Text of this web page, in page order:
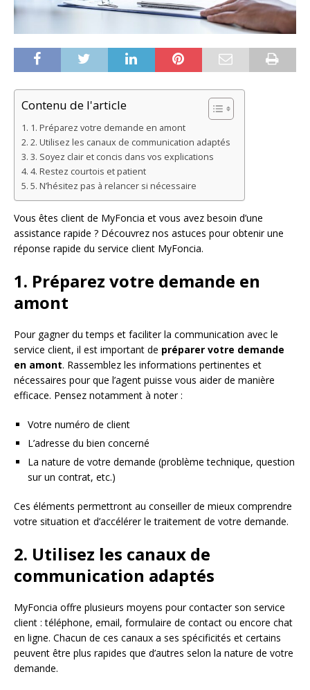
Contenu de l'article
1. Préparez votre demande en amont
2. Utilisez les canaux de communication adaptés
3. Soyez clair et concis dans vos explications
4. Restez courtois et patient
5. N’hésitez pas à relancer si nécessaire
Vous êtes client de MyFoncia et vous avez besoin d’une
assistance rapide ? Découvrez nos astuces pour obtenir une
réponse rapide du service client MyFoncia.
1. Préparez votre demande en
amont
Pour gagner du temps et faciliter la communication avec le
service client, il est important de préparer votre demande
en amont. Rassemblez les informations pertinentes et
nécessaires pour que l’agent puisse vous aider de manière
efficace. Pensez notamment à noter :
Votre numéro de client
L’adresse du bien concerné
La nature de votre demande (problème technique, question
sur un contrat, etc.)
Ces éléments permettront au conseiller de mieux comprendre
votre situation et d’accélérer le traitement de votre demande.
2. Utilisez les canaux de
communication adaptés
MyFoncia offre plusieurs moyens pour contacter son service
client : téléphone, email, formulaire de contact ou encore chat
en ligne. Chacun de ces canaux a ses spécificités et certains
peuvent être plus rapides que d’autres selon la nature de votre
demande.